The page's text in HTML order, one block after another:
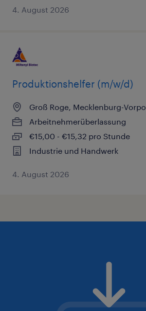
4. August 2026
Produktionshelfer (m/w/d)
Groß Roge, Mecklenburg-
Arbeitnehmerüberlassung
€15,00 - €15,32 pro Stunde
Industrie und Handwerk
4. August 2026